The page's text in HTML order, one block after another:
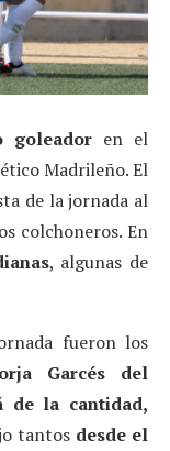
goleador en el
Madrileño. El
de la jornada al
colchoneros. En
, algunas de
fueron los
Garcés del
de la cantidad,
tantos desde el